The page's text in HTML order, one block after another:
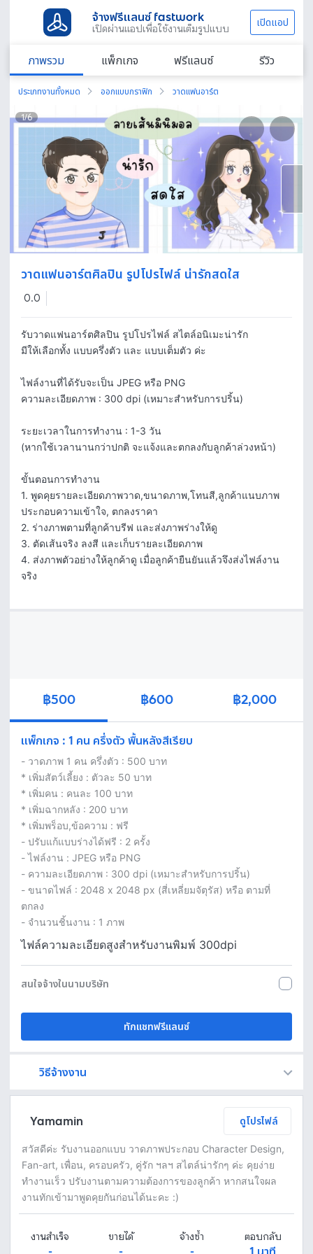
จ้างฟรีแลนซ์ fastwork
เปิดผ่านแอปเพื่อใช้งานเต็มรูปแบบ เปิดแอป
ภาพรวม แพ็กเกจ ฟรีแลนซ์ รีวิว
ประเภทงานทั้งหมด ออกแบบกราฟิก วาดแฟนอาร์ต
1/6
วาดแฟนอาร์ตศิลปิน รูปโปรไฟล์ น่ารักสดใส
0.0
รับวาดแฟนอาร์ตศิลปิน รูปโปรไฟล์ สไตล์อนิเมะน่ารัก
มีให้เลือกทั้ง แบบครึ่งตัว และ แบบเต็มตัว ค่ะ
ไฟล์งานที่ได้รับจะเป็น JPEG หรือ PNG
ความละเอียดภาพ : 300 dpi (เหมาะสำหรับการปริ้น)
ระยะเวลาในการทำงาน : 1-3 วัน
(หากใช้เวลานานกว่าปกติ จะแจ้งและตกลงกับลูกค้าล่วงหน้า)
ขั้นตอนการทำงาน
1. พูดคุยรายละเอียดภาพวาด,ขนาดภาพ,โทนสี,ลูกค้าแนบภาพ
ประกอบความเข้าใจ, ตกลงราคา
2. ร่างภาพตามที่ลูกค้าบรีฟ และส่งภาพร่างให้ดู
3. ตัดเส้นจริง ลงสี และเก็บรายละเอียดภาพ
4. ส่งภาพตัวอย่างให้ลูกค้าดู เมื่อลูกค้ายืนยันแล้วจึงส่งไฟล์งาน
จริง
฿500 ฿600 ฿2,000
แพ็กเกจ : 1 คน ครึ่งตัว พื้นหลังสีเรียบ
- วาดภาพ 1 คน ครึ่งตัว : 500 บาท
* เพิ่มสัตว์เลี้ยง : ตัวละ 50 บาท
* เพิ่มคน : คนละ 100 บาท
* เพิ่มฉากหลัง : 200 บาท
* เพิ่มพร็อบ,ข้อความ : ฟรี
- ปรับแก้แบบร่างได้ฟรี : 2 ครั้ง
- ไฟล์งาน : JPEG หรือ PNG
- ความละเอียดภาพ : 300 dpi (เหมาะสำหรับการปริ้น)
- ขนาดไฟล์ : 2048 x 2048 px (สี่เหลี่ยมจัตุรัส) หรือ ตามที่
ตกลง
- จำนวนชิ้นงาน : 1 ภาพ
ไฟล์ความละเอียดสูงสำหรับงานพิมพ์ 300dpi
สนใจจ้างในนามบริษัท
ทักแชทฟรีแลนซ์
วิธีจ้างงาน
Yamamin ดูโปรไฟล์
สวัสดีค่ะ รับงานออกแบบ วาดภาพประกอบ Character Design,
Fan-art, เพื่อน, ครอบครัว, คู่รัก ฯลฯ สไตล์น่ารักๆ ค่ะ คุยง่าย
ทำงานเร็ว ปรับงานตามความต้องการของลูกค้า หากสนใจผล
งานทักเข้ามาพูดคุยกันก่อนได้นะคะ :)
งานสำเร็จ ขายได้ จ้างซ้ำ ตอบกลับ